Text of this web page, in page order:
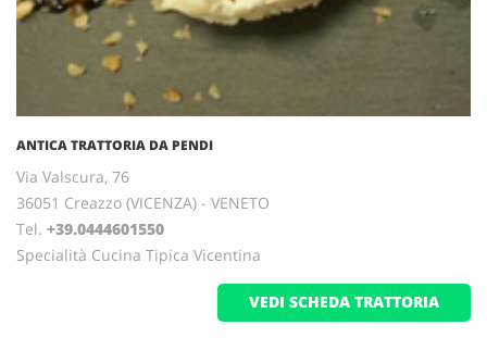
ANTICA TRATTORIA DA PENDI
Via Valscura, 76
36051 Creazzo (VICENZA) - VENETO
Tel. +39.0444601550
Specialità Cucina Tipica Vicentina
VEDI SCHEDA TRATTORIA